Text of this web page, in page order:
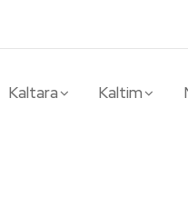
Kaltara Kaltim